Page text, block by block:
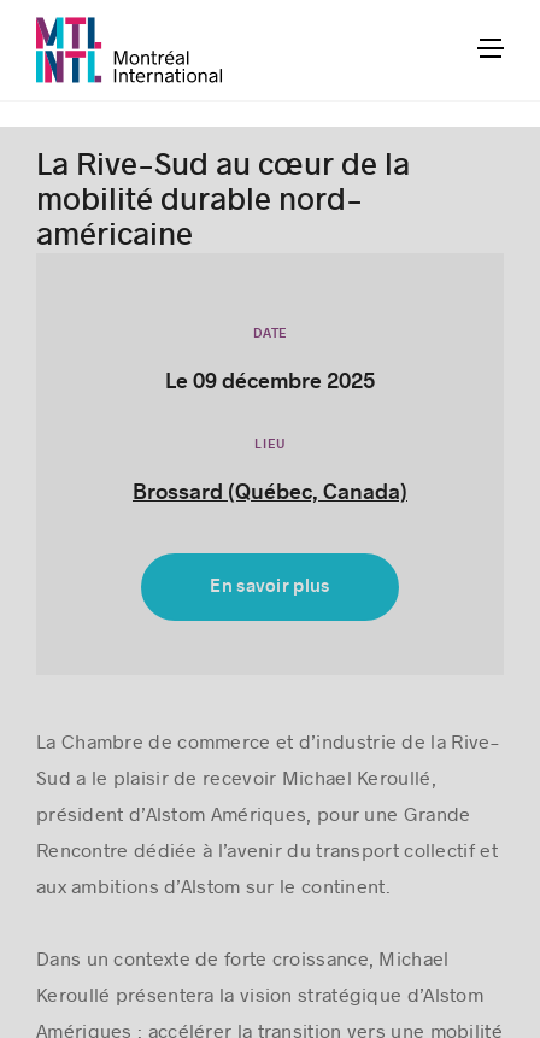
La Rive-Sud au cœur de la
mobilité durable nord-
américaine
DATE
Le 09 décembre 2025
LIEU
Brossard (Québec, Canada)
En savoir plus
La Chambre de commerce et d’industrie de la Rive-
Sud a le plaisir de recevoir Michael Keroullé,
président d’Alstom Amériques, pour une Grande
Rencontre dédiée à l’avenir du transport collectif et
aux ambitions d’Alstom sur le continent.
Dans un contexte de forte croissance, Michael
Keroullé présentera la vision stratégique d’Alstom
Amériques : accélérer la transition vers une mobilité